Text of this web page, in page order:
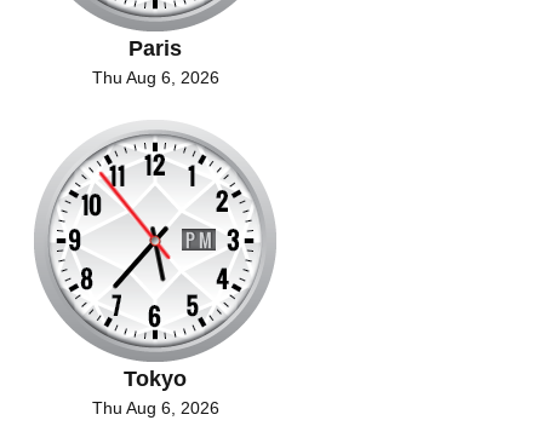
Paris
Thu Aug 6, 2026
Tokyo
Thu Aug 6, 2026